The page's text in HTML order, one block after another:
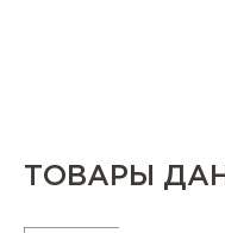
ТОВАРЫ